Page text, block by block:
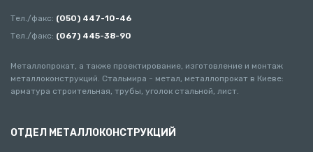
Тел./факс: (050) 447-10-46
Тел./факс: (067) 445-38-90
Металлопрокат, а также проектирование, изготовление и монтаж
металлоконструкций. Стальмира - метал, металлопрокат в Киеве:
арматура строительная, трубы, уголок стальной, лист.
ОТДЕЛ МЕТАЛЛОКОНСТРУКЦИЙ